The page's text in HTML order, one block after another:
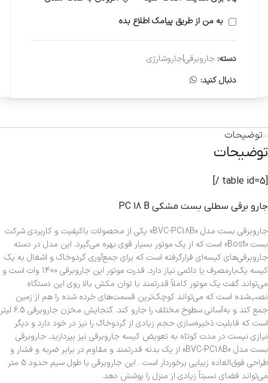
به من از طریق پیامک اطلاع بده
دسته: جاروبرقی|جاروشارژی
دنبال کنید:
توضیحات
توضیحات
[table id=5 /]
جارو برقي سطلي بست مشکي PC 18 B
جاروبرقی بست مدل «BVC-PC18B» یکی از محصولات باکیفیت و کاربردی شرکت
بست «Bost» است که از یک موتور بسیار قوی بهره می‌گیرد. این مدل در دسته
جاروبرقی‌های کیسه‌ای قرارگرفته است که برای جمع‌آوری گردوخاک و اشغال به یک
کیسه یک‌بارمصرف یا دائمی نیاز دارد. قدرت موتور این جاروبرقی 1400 وات است و
می‌تواند گفت یک موتور کاملاً قدرتمند با توان مکش بالا روی این دستگاه
نصب‌شده است که می‌تواند کوچک‌ترین قسمت‌های خرده شده را هم از زمین
جمع کند و به‌آسانی سطوح مختلف را جارو کند. گنجایش مخزن جاروبرقی 6.5 لیتر
است که قابلیت ذخیره‌سازی حجم زیادی از گردوخاک را نیز در خود دارد و دیگر
نیازی نیست در مدت کوتاه به تعویض کیسه جاروبرقی نیز بپردازید. جاروبرقی
بست مدل «BVC-PC18B» از یک بدنه قدرتمند و مقاوم در برابر ضربه و فشار و
طراحی فوق‌العاده زیبایی برخوردار است . این جاروبرقی با طول سیم حدود 5 متر
می‌تواند فضای نسبتاً زیادی از منزل را پوشش دهد.